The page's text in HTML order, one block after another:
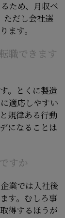
ため、月収ベ
ただし会社選
ます。
職できます
。とくに製造
適応しやすい
規律ある行動
になることは
すか
業では入社後
す。むしろ事
得するほうが